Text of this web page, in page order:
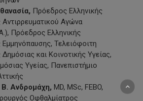
Πρόεδρος Ελληνικής
Αντιρρευματικού Αγώνα
Πρόεδρος Ελληνικής
Εμμηνόπαυσης, Τελειόφοιτη
και Κοινοτικής Υγείας,
Υγείας, Πανεπιστήμιο
Ανδρομάχη, MD, MSc, FEBO,
Οφθαλμίατρος